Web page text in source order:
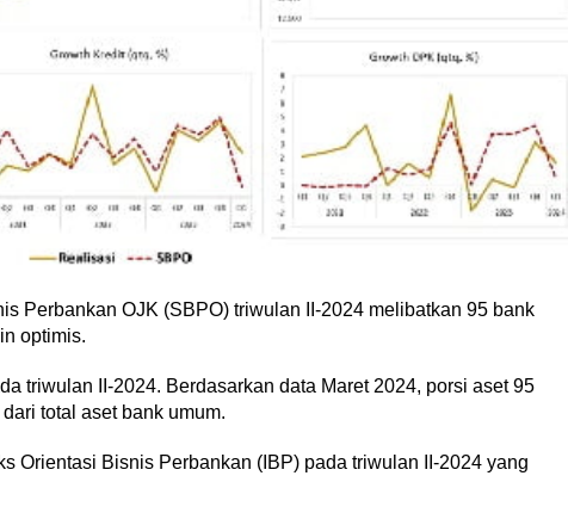
Perbankan OJK (SBPO) triwulan II-2024 melibatkan 95 bank
optimis.
triwulan II-2024. Berdasarkan data Maret 2024, porsi aset 95
total aset bank umum.
Orientasi Bisnis Perbankan (IBP) pada triwulan II-2024 yang